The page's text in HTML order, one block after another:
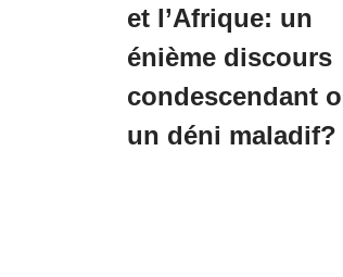
et l’Afrique: un
énième discours
condescendant
un déni maladif?